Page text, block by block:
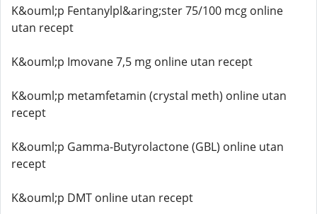
K&ouml;p Fentanylpl&aring;ster 75/100 mcg online
utan recept
K&ouml;p Imovane 7,5 mg online utan recept
K&ouml;p metamfetamin (crystal meth) online utan
recept
K&ouml;p Gamma-Butyrolactone (GBL) online utan
recept
K&ouml;p DMT online utan recept